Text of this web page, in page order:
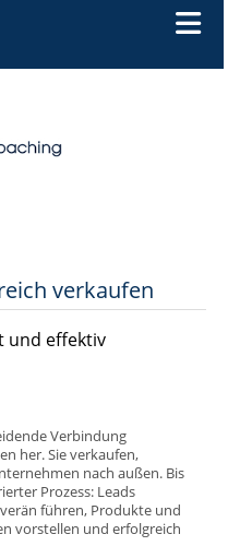
verkaufen
und effektiv
Verbindung
her. Sie verkaufen,
nach außen. Bis
Prozess: Leads
führen, Produkte und
vorstellen und erfolgreich